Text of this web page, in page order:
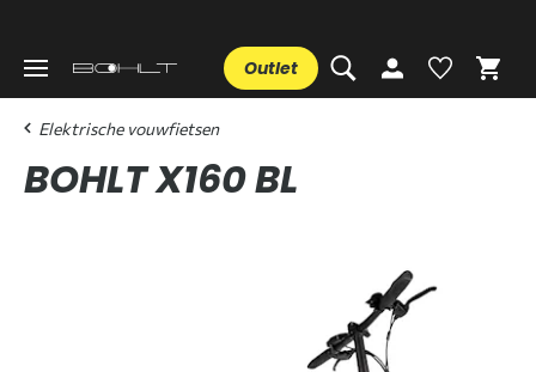
Outlet
Elektrische vouwfietsen
BOHLT X160 BL